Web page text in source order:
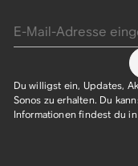
Du willigst ein, Updates,
Sonos zu erhalten. Du
Informationen findest du